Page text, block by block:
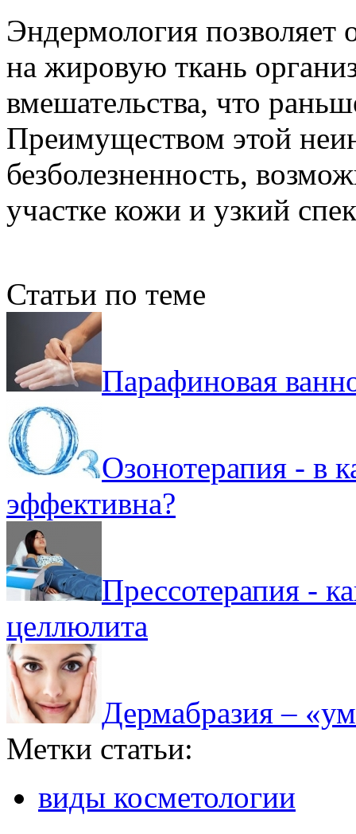
Эндермология позволяет
на жировую ткань
вмешательства, что
Преимуществом этой
безболезненность,
участке кожи и узкий
Статьи по теме
Парафиновая
Озонотерапия - в
эффективна?
Прессотерапия -
целлюлита
Дермабразия –
Метки статьи:
виды косметологии